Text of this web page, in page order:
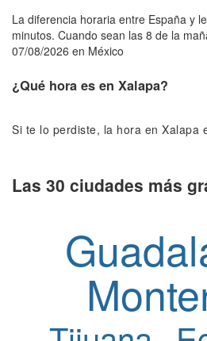
La diferencia horaria entre España y
minutos. Cuando sean las 8 de la
07/08/2026 en México
¿Qué hora es en Xalapa?
Si te lo perdiste, la hora en Xalapa
Las 30 ciudades más